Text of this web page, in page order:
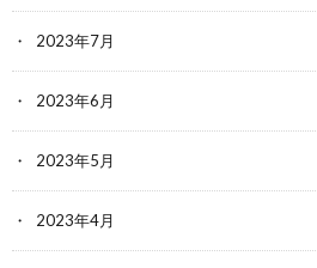
2023年7月
2023年6月
2023年5月
2023年4月